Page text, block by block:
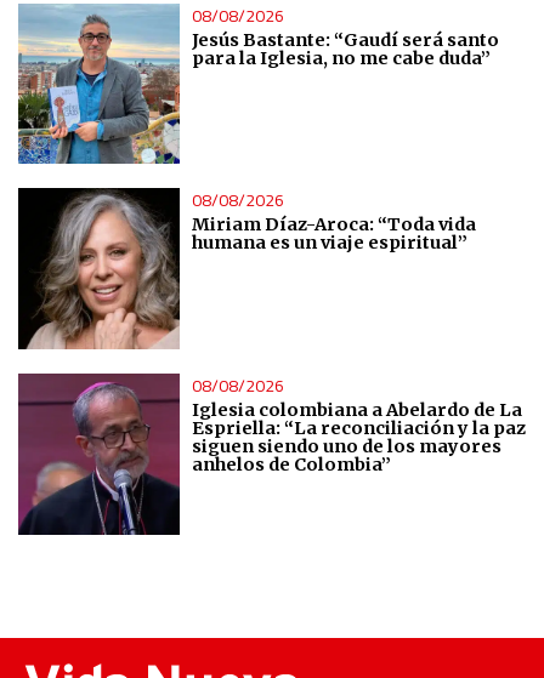
08/08/2026
Jesús Bastante: “Gaudí será santo
para la Iglesia, no me cabe duda”
08/08/2026
Miriam Díaz-Aroca: “Toda vida
humana es un viaje espiritual”
08/08/2026
Iglesia colombiana a Abelardo de La
Espriella: “La reconciliación y la paz
siguen siendo uno de los mayores
anhelos de Colombia”